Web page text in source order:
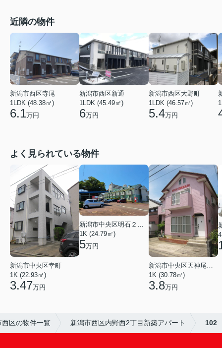
近隣の物件
新潟市西区寺尾
1LDK (48.38㎡)
6.1万円
新潟市西区新通
1LDK (45.49㎡)
6万円
新潟市西区大野町
1LDK (46.57㎡)
5.4万円
よく見られている物件
新潟市中央区幸町
1K (22.93㎡)
3.47万円
新潟市中央区明石２丁目
1K (24.79㎡)
5万円
新潟市中央区天神尾２丁目
1K (30.78㎡)
3.8万円
西区の物件一覧 新潟市西区内野西2丁目新築アパート 102